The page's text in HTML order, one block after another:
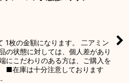
1枚の金額になります。 二アミン
の状態に対しては、個人差があり
にこだわりのある方は、ご購入を
■在庫は十分注意しております